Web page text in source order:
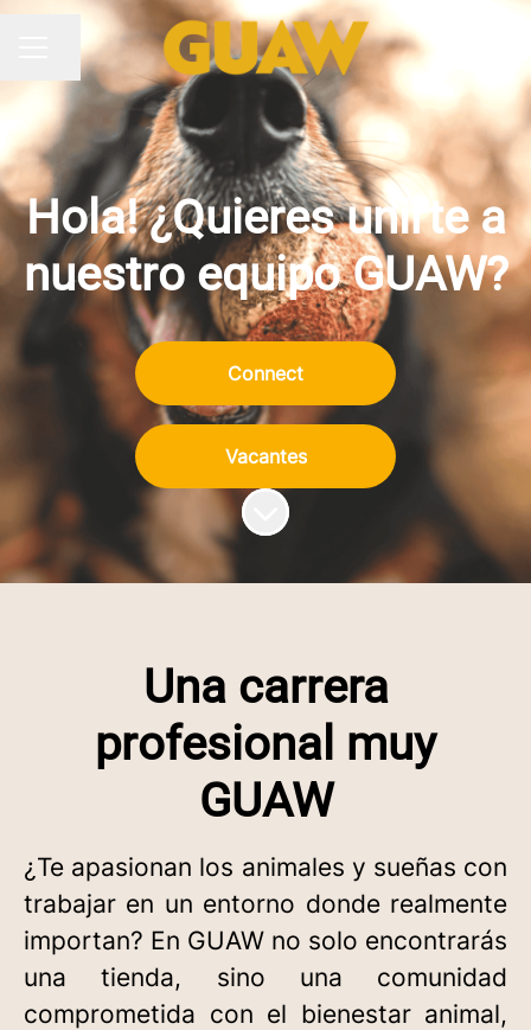
MENÚ DE EMPLEO
Compartir página
Hola! ¿Quieres unirte a
nuestro equipo GUAW?
Connect
Vacantes
Más contenido
Una carrera
profesional muy
GUAW
¿Te apasionan los animales y sueñas con
trabajar en un entorno donde realmente
importan? En GUAW no solo encontrarás
una tienda, sino una comunidad
comprometida con el bienestar animal,